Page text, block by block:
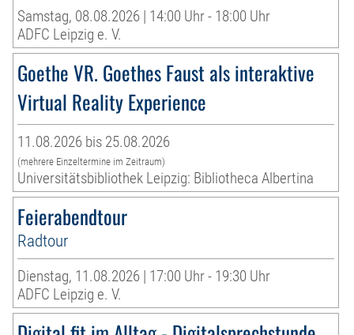
Samstag, 08.08.2026 | 14:00 Uhr - 18:00 Uhr
ADFC Leipzig e. V.
Goethe VR. Goethes Faust als interaktive
Virtual Reality Experience
11.08.2026 bis 25.08.2026
(mehrere Einzeltermine im Zeitraum)
Universitätsbibliothek Leipzig: Bibliotheca Albertina
Feierabendtour
Radtour
Dienstag, 11.08.2026 | 17:00 Uhr - 19:30 Uhr
ADFC Leipzig e. V.